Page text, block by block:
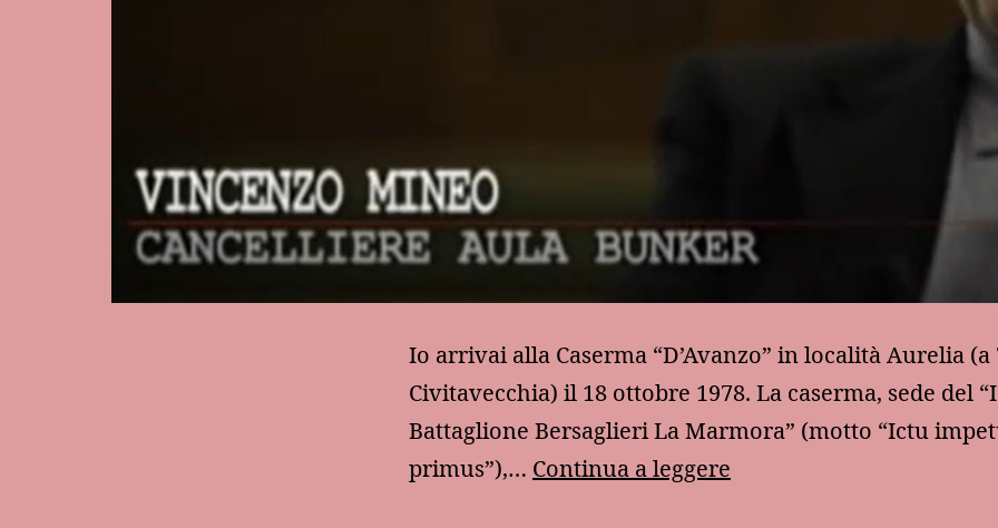
Io arrivai alla Caserma “D’Avanzo” in località Aurelia (a
Civitavecchia) il 18 ottobre 1978. La caserma, sede del “I
Battaglione Bersaglieri La Marmora” (motto “Ictu
primus”),… Continua a leggere